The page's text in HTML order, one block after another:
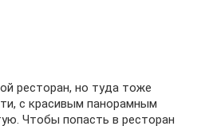
ресторан, но туда тоже
с красивым панорамным
Чтобы попасть в ресторан